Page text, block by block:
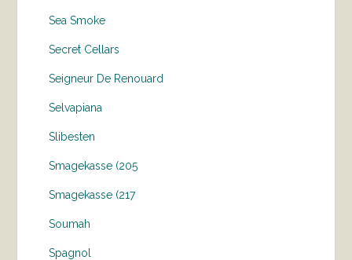
Sea Smoke
Secret Cellars
Seigneur De Renouard
Selvapiana
Slibesten
Smagekasse (205
Smagekasse (217
Soumah
Spagnol